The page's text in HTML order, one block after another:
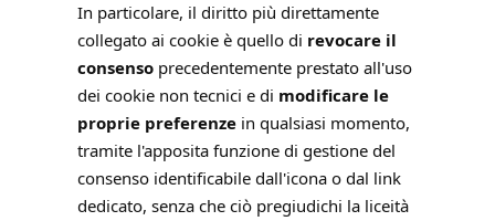
In particolare, il diritto più direttamente
collegato ai cookie è quello di revocare il
consenso precedentemente prestato all'uso
dei cookie non tecnici e di modificare le
proprie preferenze in qualsiasi momento,
tramite l'apposita funzione di gestione del
consenso identificabile dall'icona o dal link
dedicato, senza che ciò pregiudichi la liceità